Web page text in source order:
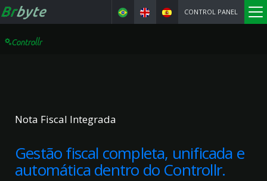
CONTROL PANEL
Nota Fiscal Integrada
Gestão fiscal completa, unificada e
automática dentro do Controllr.